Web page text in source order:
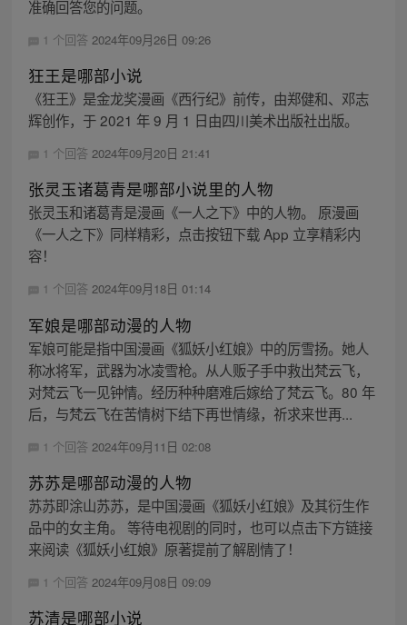
准确回答您的问题。
1 个回答 2024年09月26日 09:26
狂王是哪部小说
《狂王》是金龙奖漫画《西行纪》前传，由郑健和、邓志
辉创作，于 2021 年 9 月 1 日由四川美术出版社出版。
1 个回答 2024年09月20日 21:41
张灵玉诸葛青是哪部小说里的人物
张灵玉和诸葛青是漫画《一人之下》中的人物。 原漫画
《一人之下》同样精彩，点击按钮下载 App 立享精彩内
容！
1 个回答 2024年09月18日 01:14
军娘是哪部动漫的人物
军娘可能是指中国漫画《狐妖小红娘》中的厉雪扬。她人
称冰将军，武器为冰凌雪枪。从人贩子手中救出梵云飞，
对梵云飞一见钟情。经历种种磨难后嫁给了梵云飞。80 年
后，与梵云飞在苦情树下结下再世情缘，祈求来世再...
1 个回答 2024年09月11日 02:08
苏苏是哪部动漫的人物
苏苏即涂山苏苏，是中国漫画《狐妖小红娘》及其衍生作
品中的女主角。 等待电视剧的同时，也可以点击下方链接
来阅读《狐妖小红娘》原著提前了解剧情了！
1 个回答 2024年09月08日 09:09
苏清是哪部小说